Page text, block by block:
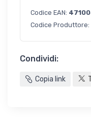
Codice EAN:
Codice Produttore:
Condividi:
Copia link